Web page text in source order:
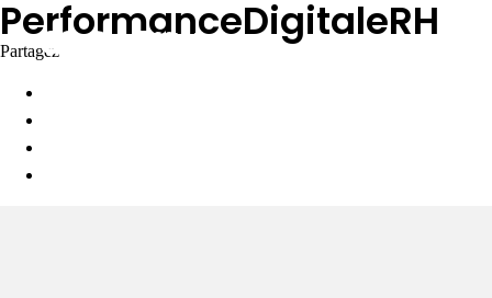
PerformanceDigitaleRH
Partagez